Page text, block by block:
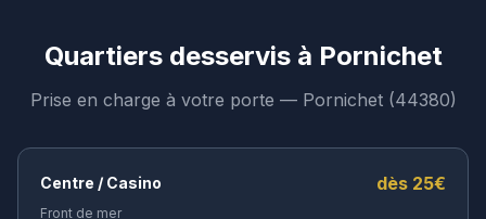
Quartiers desservis à Pornichet
Prise en charge à votre porte — Pornichet(44380)
Centre / Casino dès 25€
Front de mer